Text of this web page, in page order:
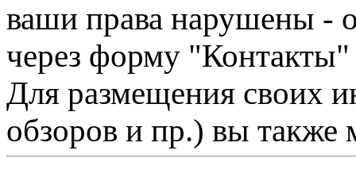
ваши права нарушены -
через форму "Контакты"
Для размещения своих
обзоров и пр.) вы также